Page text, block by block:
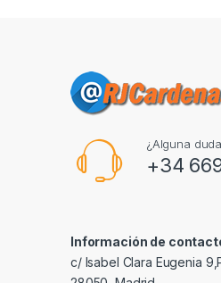
¿Alguna
+34
Información de
c/ Isabel Clara Eugenia